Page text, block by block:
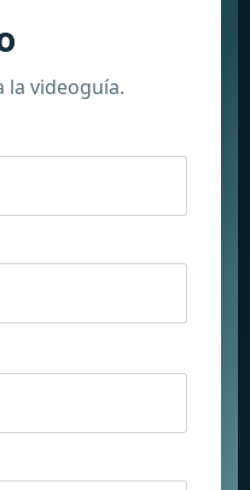
la videoguía.